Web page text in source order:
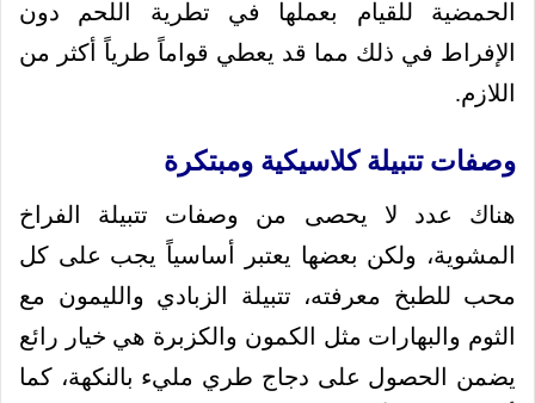
الحمضية للقيام بعملها في تطرية اللحم دون
الإفراط في ذلك مما قد يعطي قواماً طرياً أكثر من
اللازم.
وصفات تتبيلة كلاسيكية ومبتكرة
هناك عدد لا يحصى من وصفات تتبيلة الفراخ
المشوية، ولكن بعضها يعتبر أساسياً يجب على كل
محب للطبخ معرفته، تتبيلة الزبادي والليمون مع
الثوم والبهارات مثل الكمون والكزبرة هي خيار رائع
يضمن الحصول على دجاج طري مليء بالنكهة، كما